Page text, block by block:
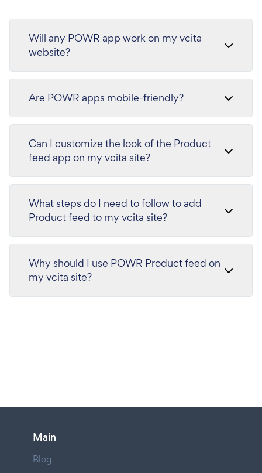
Will any POWR app work on my vcita
website?
Are POWR apps mobile-friendly?
Can I customize the look of the Product
feed app on my vcita site?
What steps do I need to follow to add
Product feed to my vcita site?
Why should I use POWR Product feed on
my vcita site?
Main
Blog